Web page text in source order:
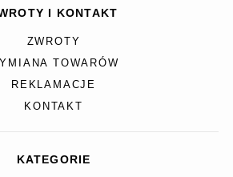
I KONTAKT
ZWROTY
TOWARÓW
REKLAMACJE
KONTAKT
KATEGORIE